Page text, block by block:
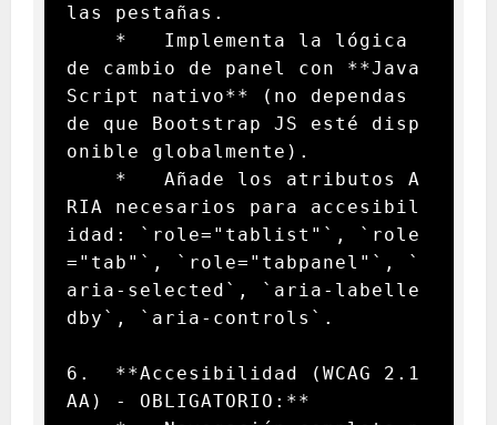
las pestañas.
de cambio de panel con **Java
Script nativo** (no dependas
de que Bootstrap JS esté disp
onible globalmente).
RIA necesarios para accesibil
idad: `role="tablist"`, `role
="tab"`, `role="tabpanel"`, `
aria-selected`, `aria-labelle
dby`, `aria-controls`.
6.  **Accesibilidad (WCAG 2.1
AA) - OBLIGATORIO:**